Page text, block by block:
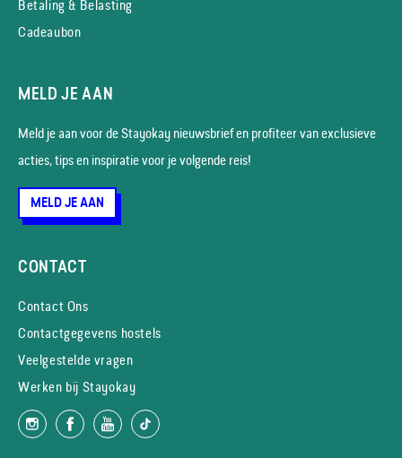
Betaling & Belasting
Cadeaubon
MELD JE AAN
Meld je aan voor de Stayokay nieuws­brief en profiteer van exclusieve
acties, tips en inspiratie voor je volgende reis!
MELD JE AAN
CONTACT
Contact Ons
Contactgegevens hostels
Veelgestelde vragen
Werken bij Stayokay